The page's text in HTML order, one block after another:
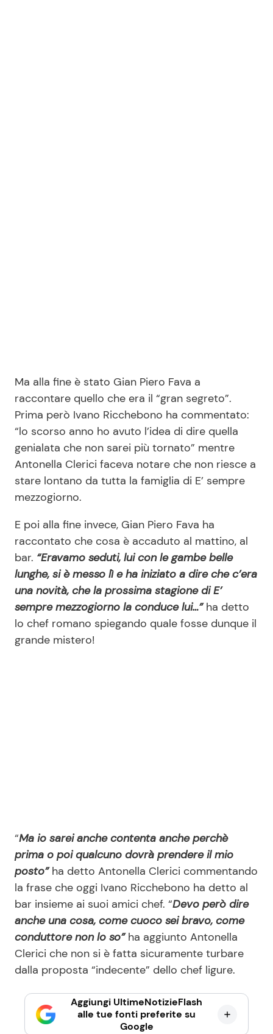
Ma alla fine è stato Gian Piero Fava a
raccontare quello che era il “gran segreto”.
Prima però Ivano Ricchebono ha commentato:
“lo scorso anno ho avuto l’idea di dire quella
genialata che non sarei più tornato” mentre
Antonella Clerici faceva notare che non riesce a
stare lontano da tutta la famiglia di E’ sempre
mezzogiorno.
E poi alla fine invece, Gian Piero Fava ha
raccontato che cosa è accaduto al mattino, al
bar. “Eravamo seduti, lui con le gambe belle
lunghe, si è messo lì e ha iniziato a dire che c’era
una novità, che la prossima stagione di E’
sempre mezzogiorno la conduce lui…”ha detto
lo chef romano spiegando quale fosse dunque il
grande mistero!
“Ma io sarei anche contenta anche perchè
prima o poi qualcuno dovrà prendere il mio
posto”ha detto Antonella Clerici commentando
la frase che oggi Ivano Ricchebono ha detto al
bar insieme ai suoi amici chef. “Devo però dire
anche una cosa, come cuoco sei bravo, come
conduttore non lo so”ha aggiunto Antonella
Clerici che non si è fatta sicuramente turbare
dalla proposta “indecente” dello chef ligure.
Aggiungi UltimeNotizieFlash
alle tue fonti preferite su
Google